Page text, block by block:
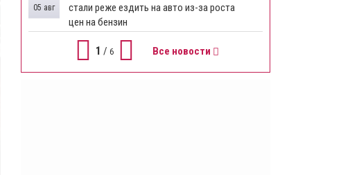
стали реже ездить на авто из-за роста
цен на бензин
05 авг
1 / 6 Все новости